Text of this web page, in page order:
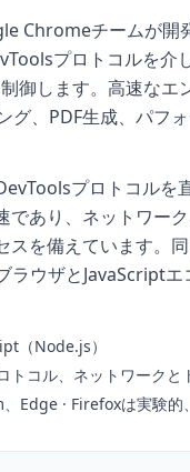
Chromeチームが開
プロトコルを介
御します。高速なエ
グ、PDF生成、パフ
プロトコルを
あり、ネットワー
を備えています。同
ウザとJavaScriptエ
（Node.js）
トコル、ネットワークと
Edge · Firefoxは実験的